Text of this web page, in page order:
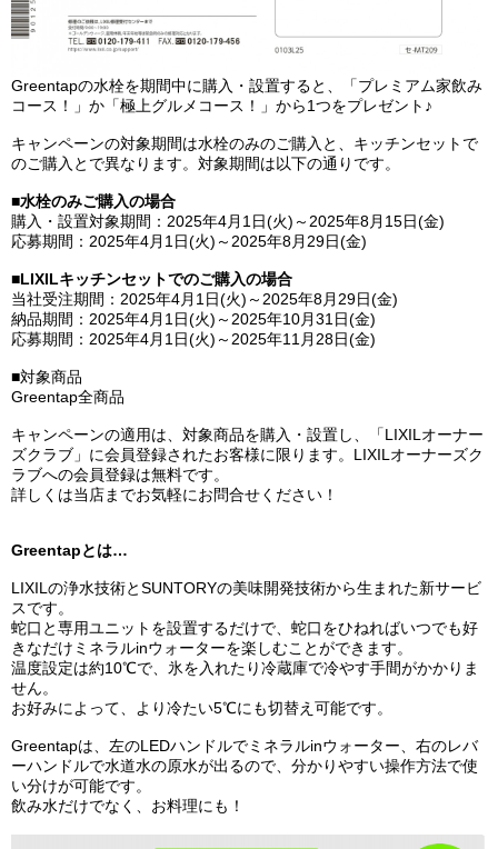
Greentapの水栓を期間中に購入・設置すると、「プレミアム家飲み
コース！」か「極上グルメコース！」から1つをプレゼント♪
キャンペーンの対象期間は水栓のみのご購入と、キッチンセットで
のご購入とで異なります。対象期間は以下の通りです。
■水栓のみご購入の場合
購入・設置対象期間：2025年4月1日(火)～2025年8月15日(金)
応募期間：2025年4月1日(火)～2025年8月29日(金)
■LIXILキッチンセットでのご購入の場合
当社受注期間：2025年4月1日(火)～2025年8月29日(金)
納品期間：2025年4月1日(火)～2025年10月31日(金)
応募期間：2025年4月1日(火)～2025年11月28日(金)
■対象商品
Greentap全商品
キャンペーンの適用は、対象商品を購入・設置し、「LIXILオーナー
ズクラブ」に会員登録されたお客様に限ります。LIXILオーナーズク
ラブへの会員登録は無料です。
詳しくは当店までお気軽にお問合せください！
Greentapとは…
LIXILの浄水技術とSUNTORYの美味開発技術から生まれた新サービ
スです。
蛇口と専用ユニットを設置するだけで、蛇口をひねればいつでも好
きなだけミネラルinウォーターを楽しむことができます。
温度設定は約10℃で、氷を入れたり冷蔵庫で冷やす手間がかかりま
せん。
お好みによって、より冷たい5℃にも切替え可能です。
Greentapは、左のLEDハンドルでミネラルinウォーター、右のレバ
ーハンドルで水道水の原水が出るので、分かりやすい操作方法で使
い分けが可能です。
飲み水だけでなく、お料理にも！